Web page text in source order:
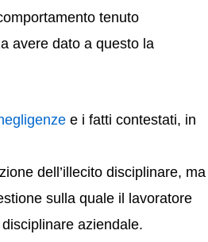
tenuto
avere dato a questo la
e i fatti contestati, in
dell’illecito disciplinare, ma
sulla quale il lavoratore
aziendale.